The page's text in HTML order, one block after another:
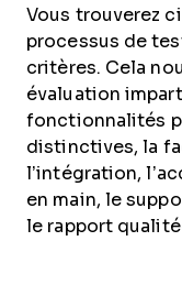
Vous trouverez
processus de
critères. Cela
évaluation
fonctionnalités
distinctives, la
l’intégration,
en main, le
le rapport